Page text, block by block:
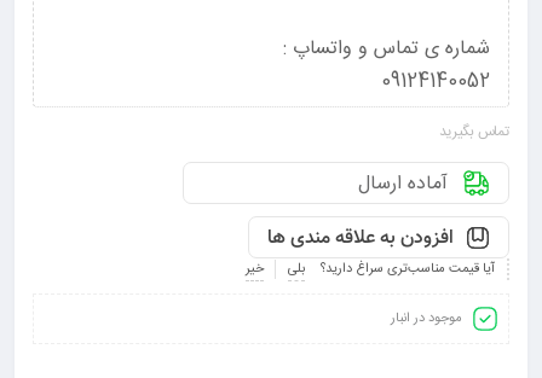
شماره ی تماس و واتساپ :
09124140052
تماس بگیرید
آماده ارسال
افزودن به علاقه مندی ها
آیا قیمت مناسب‌تری سراغ دارید؟ بلی خیر
موجود در انبار